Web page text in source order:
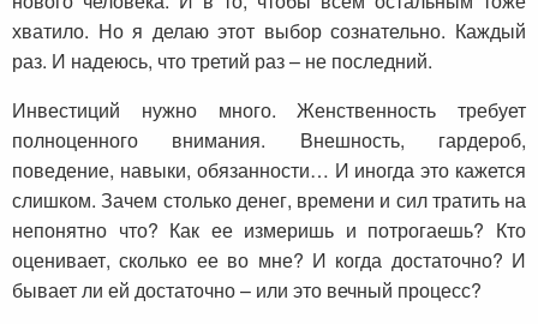
хватило. Но я делаю этот выбор сознательно. Каждый
раз. И надеюсь, что третий раз – не последний.
Инвестиций нужно много. Женственность требует
полноценного внимания. Внешность, гардероб,
поведение, навыки, обязанности… И иногда это кажется
слишком. Зачем столько денег, времени и сил тратить на
непонятно что? Как ее измеришь и потрогаешь? Кто
оценивает, сколько ее во мне? И когда достаточно? И
бывает ли ей достаточно – или это вечный процесс?